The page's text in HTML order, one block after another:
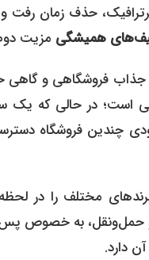
حذف زمان رفت‌ و
همیشگی مزیت
جذاب فروشگاهی و
است؛ در حالی که یک
چندین فروشگاه
مختلف را در
حمل‌ونقل، به خصوص پس
دارد.